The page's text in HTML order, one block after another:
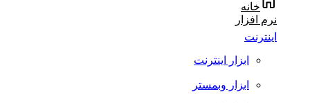
خانه
نرم افزار
اینترنت
ابزار اینترنت
ابزار وبمستر